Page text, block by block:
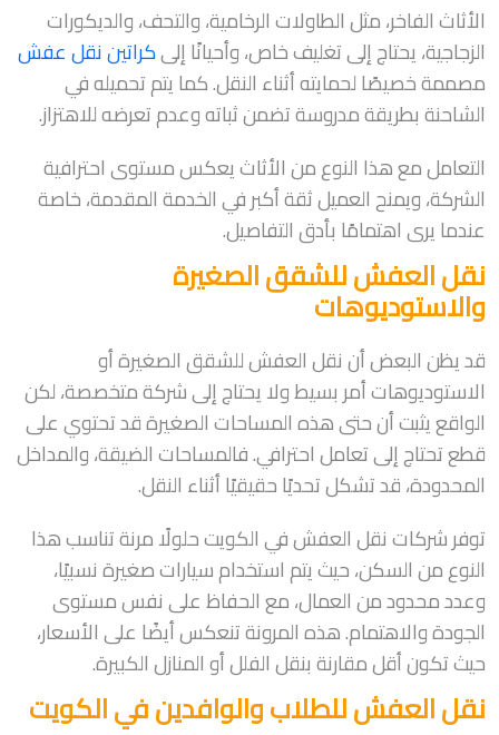
الأثاث الفاخر، مثل الطاولات الرخامية، والتحف، والديكورات
الزجاجية، يحتاج إلى تغليف خاص، وأحيانًا إلىكراتين نقل عفش
مصممة خصيصًا لحمايته أثناء النقل. كما يتم تحميله في
الشاحنة بطريقة مدروسة تضمن ثباته وعدم تعرضه للاهتزاز.
التعامل مع هذا النوع من الأثاث يعكس مستوى احترافية
الشركة، ويمنح العميل ثقة أكبر في الخدمة المقدمة، خاصة
عندما يرى اهتمامًا بأدق التفاصيل.
نقل العفش للشقق الصغيرة
والاستوديوهات
قد يظن البعض أن نقل العفش للشقق الصغيرة أو
الاستوديوهات أمر بسيط ولا يحتاج إلى شركة متخصصة، لكن
الواقع يثبت أن حتى هذه المساحات الصغيرة قد تحتوي على
قطع تحتاج إلى تعامل احترافي. فالمساحات الضيقة، والمداخل
المحدودة، قد تشكل تحديًا حقيقيًا أثناء النقل.
توفر شركات نقل العفش في الكويت حلولًا مرنة تناسب هذا
النوع من السكن، حيث يتم استخدام سيارات صغيرة نسبيًا،
وعدد محدود من العمال، مع الحفاظ على نفس مستوى
الجودة والاهتمام. هذه المرونة تنعكس أيضًا على الأسعار،
حيث تكون أقل مقارنة بنقل الفلل أو المنازل الكبيرة.
نقل العفش للطلاب والوافدين في الكويت